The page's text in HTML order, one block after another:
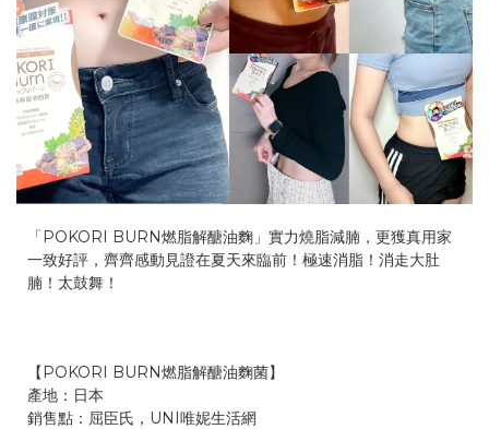
「POKORI BURN燃脂解醣油麴」實力燒脂減腩，更獲真用家
一致好評，齊齊感動見證在夏天來臨前！極速消脂！消走大肚
腩！太鼓舞！
【POKORI BURN燃脂解醣油麴菌】
產地：日本
銷售點：屈臣氏，UNI唯妮生活網